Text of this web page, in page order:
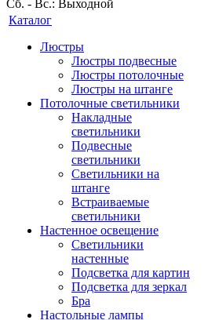
Сб. - Вс.: Выходной
Каталог
Люстры
Люстры подвесные
Люстры потолочные
Люстры на штанге
Потолочные светильники
Накладные
светильники
Подвесные
светильники
Светильники на
штанге
Встраиваемые
светильники
Настенное освещение
Светильники
настенные
Подсветка для картин
Подсветка для зеркал
Бра
Настольные лампы